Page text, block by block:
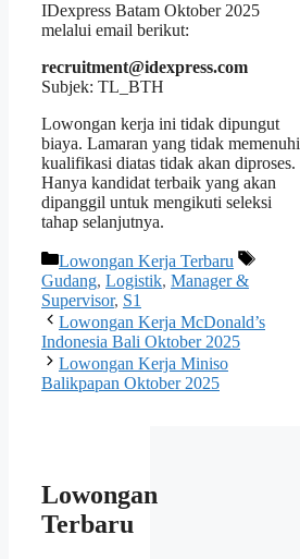
IDexpress Batam Oktober 2025
melalui email berikut:
recruitment@idexpress.com
Subjek: TL_BTH
Lowongan kerja ini tidak dipungut
biaya. Lamaran yang tidak memenuhi
kualifikasi diatas tidak akan diproses.
Hanya kandidat terbaik yang akan
dipanggil untuk mengikuti seleksi
tahap selanjutnya.
Kategori
Lowongan Kerja Terbaru
Tag
Gudang, Logistik, Manager &
Supervisor, S1
Lowongan Kerja McDonald’s
Indonesia Bali Oktober 2025
Lowongan Kerja Miniso
Balikpapan Oktober 2025
Lowongan
Terbaru